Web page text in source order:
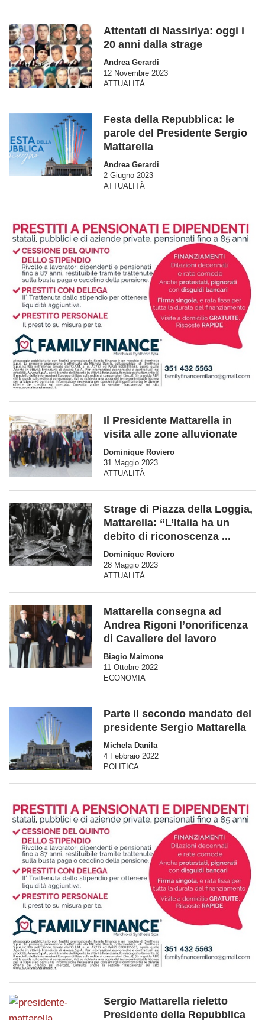
Attentati di Nassiriya: oggi i
20 anni dalla strage
Andrea Gerardi
12 Novembre 2023
ATTUALITÀ
Festa della Repubblica: le
parole del Presidente Sergio
Mattarella
Andrea Gerardi
2 Giugno 2023
ATTUALITÀ
Il Presidente Mattarella in
visita alle zone alluvionate
Dominique Roviero
31 Maggio 2023
ATTUALITÀ
Strage di Piazza della Loggia,
Mattarella: “L’Italia ha un
debito di riconoscenza ...
Dominique Roviero
28 Maggio 2023
ATTUALITÀ
Mattarella consegna ad
Andrea Rigoni l’onorificenza
di Cavaliere del lavoro
Biagio Maimone
11 Ottobre 2022
ECONOMIA
Parte il secondo mandato del
presidente Sergio Mattarella
Michela Danila
4 Febbraio 2022
POLITICA
Sergio Mattarella rieletto
Presidente della Repubblica